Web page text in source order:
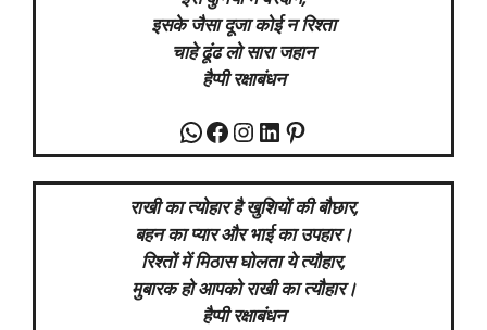
इसके जैसा दूजा कोई न रिश्ता
चाहे ढूंढ लो सारा जहान
हैप्पी रक्षाबंधन
WhatsApp
Facebook
Instagram
LinkedIn
Pinterest
राखी का त्योहार है खुशियों की बौछार,
बहन का प्यार और भाई का उपहार।
रिश्तों में मिठास घोलता ये त्यौहार,
मुबारक हो आपको राखी का त्यौहार।
हैप्पी रक्षाबंधन